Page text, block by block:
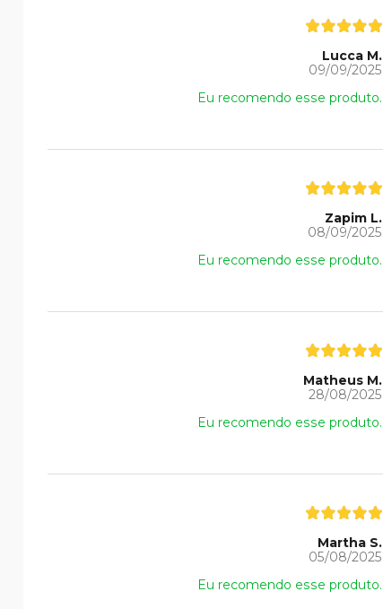
Lucca M.
09/09/2025
Eu recomendo esse produto.
Zapim L.
08/09/2025
Eu recomendo esse produto.
Matheus M.
28/08/2025
Eu recomendo esse produto.
Martha S.
05/08/2025
Eu recomendo esse produto.